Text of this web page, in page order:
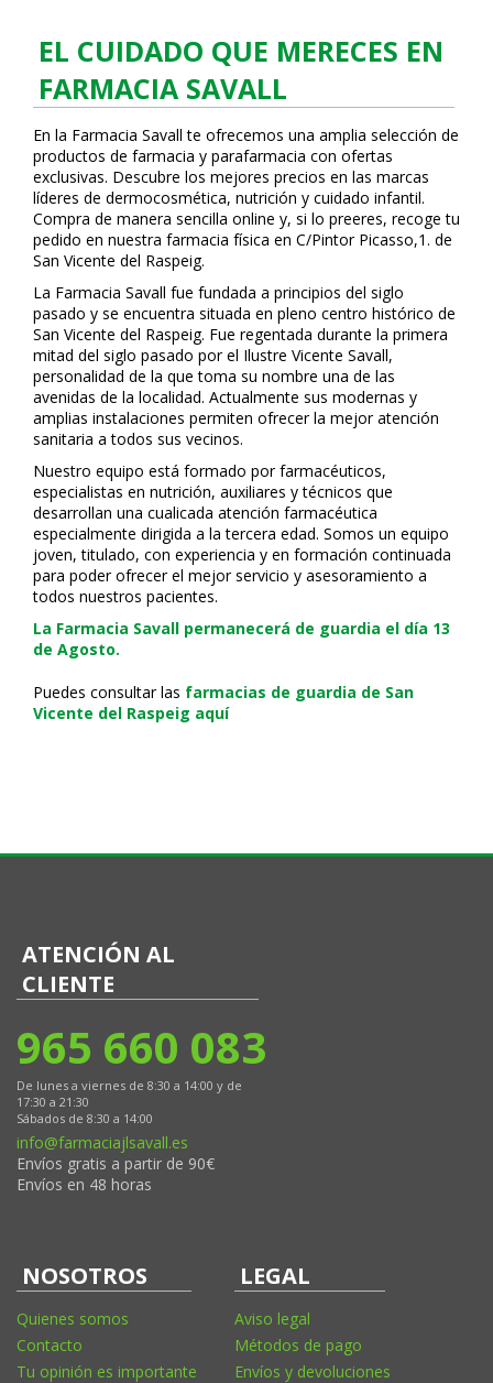
EL CUIDADO QUE MERECES EN
FARMACIA SAVALL
En la Farmacia Savall te ofrecemos una amplia selección de
productos de farmacia y parafarmacia con ofertas
exclusivas. Descubre los mejores precios en las marcas
líderes de dermocosmética, nutrición y cuidado infantil.
Compra de manera sencilla online y, si lo prefieres, recoge tu
pedido en nuestra farmacia física en C/Pintor Picasso,1. de
San Vicente del Raspeig.
La Farmacia Savall fue fundada a principios del siglo
pasado y se encuentra situada en pleno centro histórico de
San Vicente del Raspeig. Fue regentada durante la primera
mitad del siglo pasado por el Ilustre Vicente Savall,
personalidad de la que toma su nombre una de las
avenidas de la localidad. Actualmente sus modernas y
amplias instalaciones permiten ofrecer la mejor atención
sanitaria a todos sus vecinos.
Nuestro equipo está formado por farmacéuticos,
especialistas en nutrición, auxiliares y técnicos que
desarrollan una cualificada atención farmacéutica
especialmente dirigida a la tercera edad. Somos un equipo
joven, titulado, con experiencia y en formación continuada
para poder ofrecer el mejor servicio y asesoramiento a
todos nuestros pacientes.
La Farmacia Savall permanecerá de guardia el día 13
de Agosto.
Puedes consultar las farmacias de guardia de San
Vicente del Raspeig aquí
ATENCIÓN AL
CLIENTE
965 660 083
De lunes a viernes de 8:30 a 14:00 y de
17:30 a 21:30
Sábados de 8:30 a 14:00
info@farmaciajlsavall.es
Envíos gratis a partir de 90€
Envíos en 48 horas
NOSOTROS
Quienes somos
Contacto
Tu opinión es importante
LEGAL
Aviso legal
Métodos de pago
Envíos y devoluciones